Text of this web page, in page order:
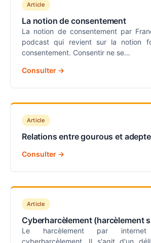
Article
La notion de consentement
La notion de consentement par
podcast qui revient sur la notion
consentement. Consentir ne se…
Consulter →
Article
Relations entre gourous et
Consulter →
Article
Cyberharcèlement (harcèlement
Le harcèlement par
cyberharcèlement. Il s'agit d'un